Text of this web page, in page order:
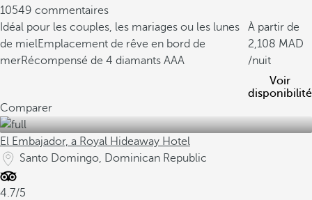
10549 commentaires
Idéal pour les couples, les mariages ou les lunes
de mielEmplacement de rêve en bord de
merRécompensé de 4 diamants AAA
À partir de
2,108
/nuit
Voir
disponibilité
Comparer
El Embajador, a Royal Hideaway Hotel
Santo Domingo, Dominican Republic
4.7/5